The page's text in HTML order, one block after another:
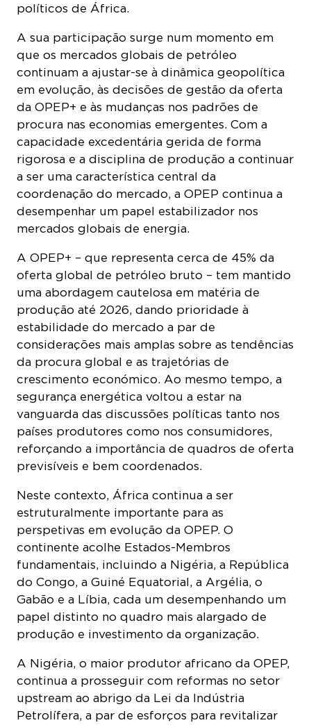
políticos de África.
A sua participação surge num momento em
que os mercados globais de petróleo
continuam a ajustar-se à dinâmica geopolítica
em evolução, às decisões de gestão da oferta
da OPEP+ e às mudanças nos padrões de
procura nas economias emergentes. Com a
capacidade excedentária gerida de forma
rigorosa e a disciplina de produção a continuar
a ser uma característica central da
coordenação do mercado, a OPEP continua a
desempenhar um papel estabilizador nos
mercados globais de energia.
A OPEP+ – que representa cerca de 45% da
oferta global de petróleo bruto – tem mantido
uma abordagem cautelosa em matéria de
produção até 2026, dando prioridade à
estabilidade do mercado a par de
considerações mais amplas sobre as tendências
da procura global e as trajetórias de
crescimento económico. Ao mesmo tempo, a
segurança energética voltou a estar na
vanguarda das discussões políticas tanto nos
países produtores como nos consumidores,
reforçando a importância de quadros de oferta
previsíveis e bem coordenados.
Neste contexto, África continua a ser
estruturalmente importante para as
perspetivas em evolução da OPEP. O
continente acolhe Estados-Membros
fundamentais, incluindo a Nigéria, a República
do Congo, a Guiné Equatorial, a Argélia, o
Gabão e a Líbia, cada um desempenhando um
papel distinto no quadro mais alargado de
produção e investimento da organização.
A Nigéria, o maior produtor africano da OPEP,
continua a prosseguir com reformas no setor
upstream ao abrigo da Lei da Indústria
Petrolífera, a par de esforços para revitalizar